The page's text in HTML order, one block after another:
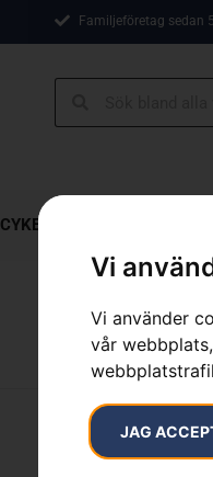
Vi
Vi använder
vår
JAG
Familjeföretag sedan
CYKEL & MOPED
Inga